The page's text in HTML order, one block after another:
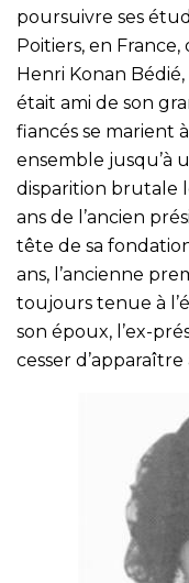
poursuivre ses
Poitiers, en
Henri Konan Bédié,
était ami de son
fiancés se marient
ensemble jusqu’à
disparition brutale
ans de l’ancien
tête de sa
ans, l’ancienne
toujours tenue à
son époux, l’ex-
cesser d’apparaître